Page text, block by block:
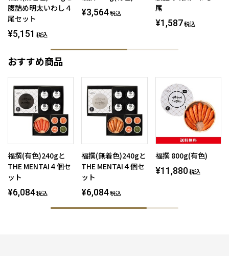
腹詰め明太いわし４
尾セット
¥5,151 税込
¥3,564税込
尾
¥1,587税込
おすすめ商品
福撰(有色)240gと
THE MENTAI４個セ
ット
¥6,084税込
福撰(無着色)240gと
THE MENTAI４個セ
ット
¥6,084税込
福撰 800g(有色)
¥11,880 税込